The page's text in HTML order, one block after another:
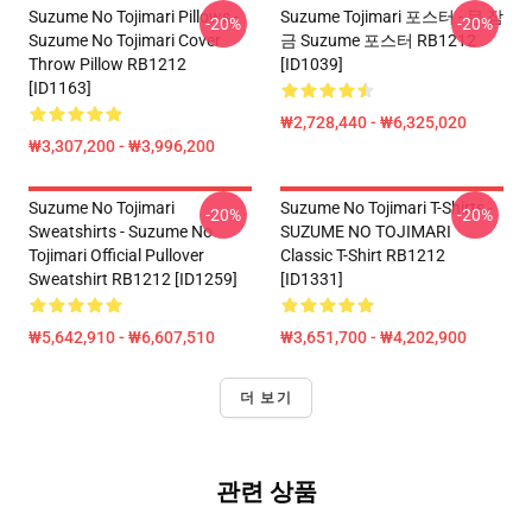
Suzume No Tojimari Pillows -
Suzume No Tojimari Cover
Throw Pillow RB1212
[ID1163]
₩3,307,200 - ₩3,996,200
-20%
Suzume Tojimari 포스터 - 문 잠
금 Suzume 포스터 RB1212
[ID1039]
₩2,728,440 - ₩6,325,020
-20%
Suzume No Tojimari
Sweatshirts - Suzume No
Tojimari Official Pullover
Sweatshirt RB1212 [ID1259]
₩5,642,910 - ₩6,607,510
-20%
Suzume No Tojimari T-Shirts -
SUZUME NO TOJIMARI
Classic T-Shirt RB1212
[ID1331]
₩3,651,700 - ₩4,202,900
-20%
더 보기
관련 상품